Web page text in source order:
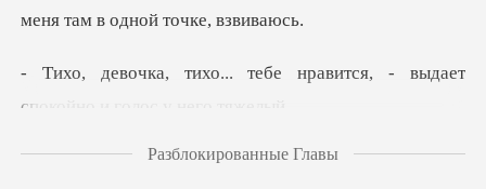
бе нравится, - выдает
споко
рукой, заставл
Разблокированные Главы